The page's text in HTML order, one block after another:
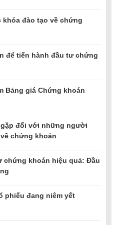
khóa đào tạo về chứng
để tiến hành đầu tư chứng
Bảng giá Chứng khoán
đối với những người
chứng khoán
chứng khoán hiệu quả: Đầu
phiếu đang niêm yết